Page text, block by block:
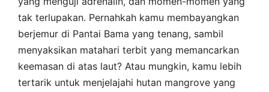
tak terlupakan. Pernahkah kamu membayangkan
berjemur di Pantai Bama yang tenang, sambil
menyaksikan matahari terbit yang memancarkan
keemasan di atas laut? Atau mungkin, kamu lebih
tertarik untuk menjelajahi hutan mangrove yang